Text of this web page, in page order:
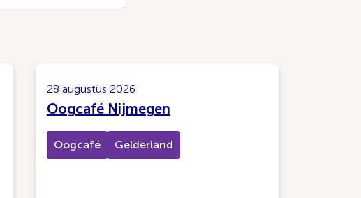
28 augustus 2026
Oogcafé Nijmegen
Oogcafé Gelderland